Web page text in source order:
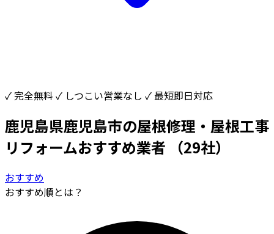
✓ 完全無料 ✓ しつこい営業なし ✓ 最短即日対応
鹿児島県鹿児島市の屋根修理・屋根工事
リフォームおすすめ業者
（29社）
おすすめ
おすすめ順とは？